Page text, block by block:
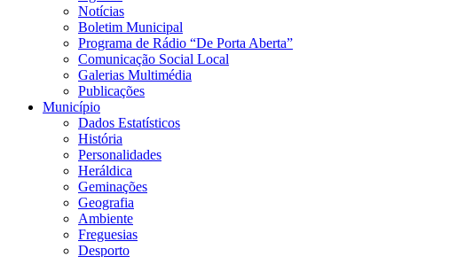
Notícias
Boletim Municipal
Programa de Rádio “De Porta Aberta”
Comunicação Social Local
Galerias Multimédia
Publicações
Município
Dados Estatísticos
História
Personalidades
Heráldica
Geminações
Geografia
Ambiente
Freguesias
Desporto